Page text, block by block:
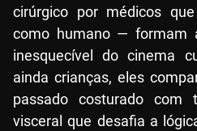
cirúrgico por médicos
como humano — formam
inesquecível do cinema
ainda crianças, eles
passado costurado com
visceral que desafia a